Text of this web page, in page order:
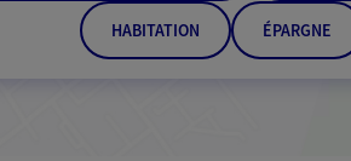
HABITATION ÉPARGNE